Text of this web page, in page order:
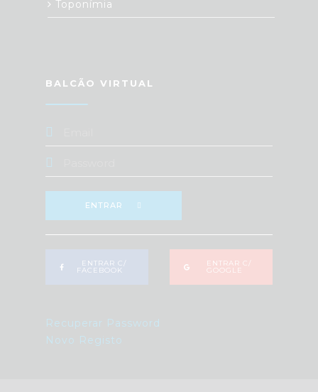
Toponímia
BALCÃO VIRTUAL
ENTRAR
ENTRAR C/
FACEBOOK
ENTRAR C/
GOOGLE
Recuperar Password
Novo Registo